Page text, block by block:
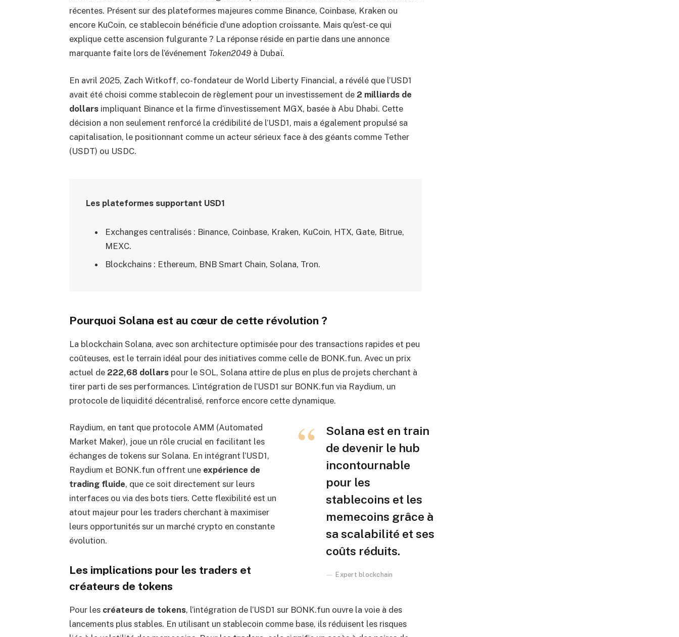
récentes. Présent sur des plateformes majeures comme Binance, Coinbase, Kraken ou
encore KuCoin, ce stablecoin bénéficie d’une adoption croissante. Mais qu’est-ce qui
explique cette ascension fulgurante ? La réponse réside en partie dans une annonce
marquante faite lors de l’événement Token2049à Dubaï.
En avril 2025, Zach Witkoff, co-fondateur de World Liberty Financial, a révélé que l’USD1
avait été choisi comme stablecoin de règlement pour un investissement de 2 milliards de
dollarsimpliquant Binance et la firme d’investissement MGX, basée à Abu Dhabi. Cette
décision a non seulement renforcé la crédibilité de l’USD1, mais a également propulsé sa
capitalisation, le positionnant comme un acteur sérieux face à des géants comme Tether
(USDT) ou USDC.
Les plateformes supportant USD1
Exchanges centralisés : Binance, Coinbase, Kraken, KuCoin, HTX, Gate, Bitrue,
MEXC.
Blockchains : Ethereum, BNB Smart Chain, Solana, Tron.
Pourquoi Solana est au cœur de cette révolution ?
La blockchain Solana, avec son architecture optimisée pour des transactions rapides et peu
coûteuses, est le terrain idéal pour des initiatives comme celle de BONK.fun. Avec un prix
actuel de 222,68 dollarspour le SOL, Solana attire de plus en plus de projets cherchant à
tirer parti de ses performances. L’intégration de l’USD1 sur BONK.fun via Raydium, un
protocole de liquidité décentralisé, renforce encore cette dynamique.
Solana est en train
de devenir le hub
incontournable
pour les
stablecoins et les
memecoins grâce à
sa scalabilité et ses
coûts réduits.
Expert blockchain
Raydium, en tant que protocole AMM (Automated
Market Maker), joue un rôle crucial en facilitant les
échanges de tokens sur Solana. En intégrant l’USD1,
Raydium et BONK.fun offrent une expérience de
trading fluide, que ce soit directement sur leurs
interfaces ou via des bots tiers. Cette flexibilité est un
atout majeur pour les traders cherchant à maximiser
leurs opportunités sur un marché crypto en constante
évolution.
Les implications pour les traders et
créateurs de tokens
Pour les créateurs de tokens, l’intégration de l’USD1 sur BONK.fun ouvre la voie à des
lancements plus stables. En utilisant un stablecoin comme base, ils réduisent les risques